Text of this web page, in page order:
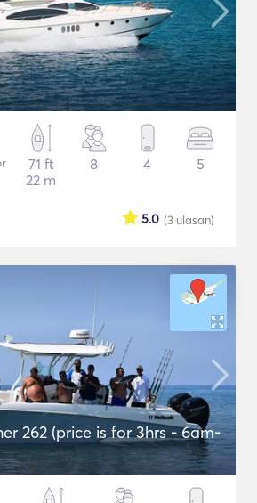
71 ft
22 m
8 4 5
(3 ulasan)
5.0
262 (price is for 3hrs - 6am-